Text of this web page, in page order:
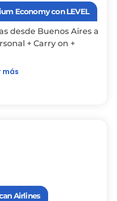
Economy con LEVEL
desde Buenos Aires a
+ Carry on +
más
Airlines